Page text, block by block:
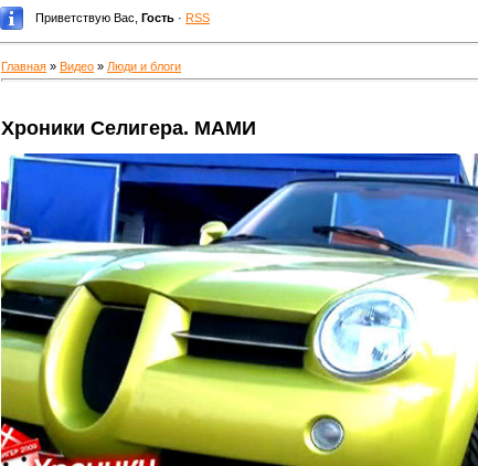
Приветствую Вас Гость · RSS
Главная » Видео » Люди и блоги
Хроники Селигера. МАМИ